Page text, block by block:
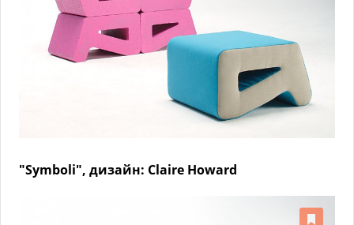
"Symboli", дизайн: Claire Howard